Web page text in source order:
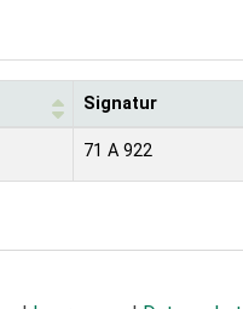
Signatur
71 A 922